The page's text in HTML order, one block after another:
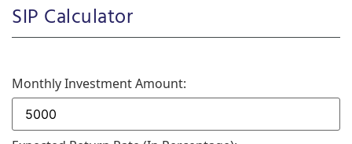
SIP Calculator
Monthly Investment Amount: